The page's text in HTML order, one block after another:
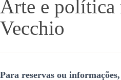
Arte e política
Vecchio
Para reservas ou